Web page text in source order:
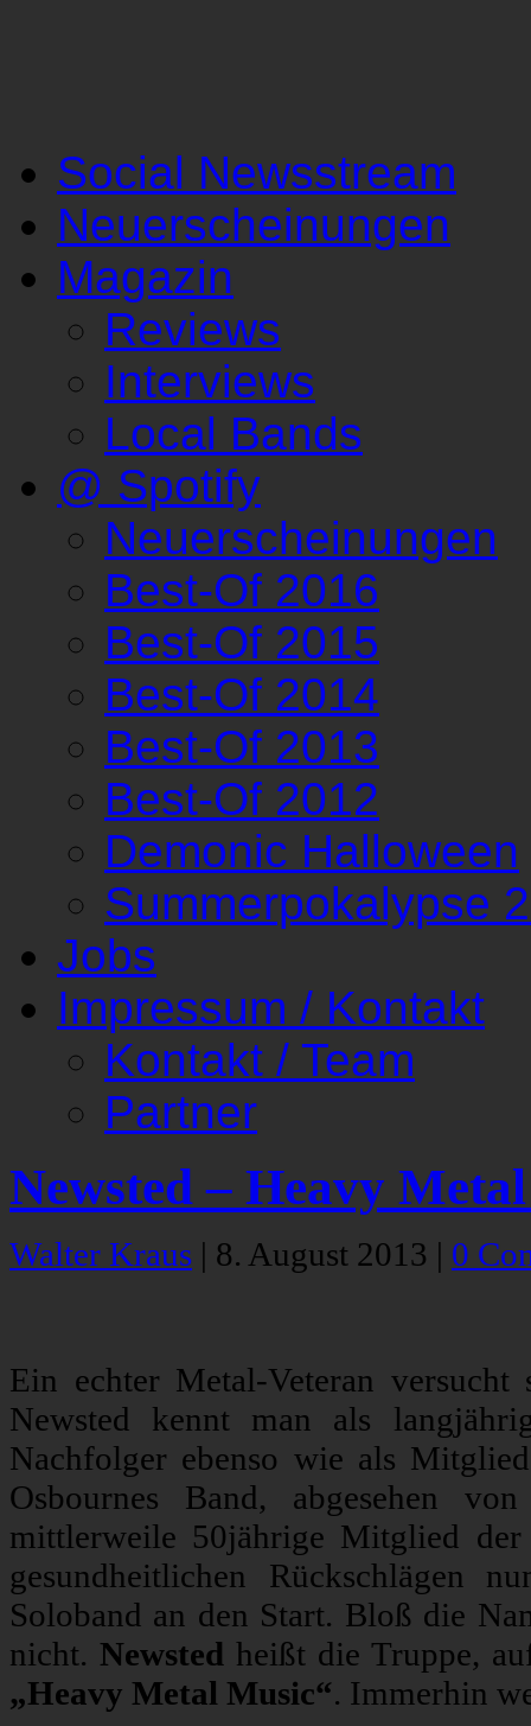
Social Newsstream
Neuerscheinungen
Magazin
Reviews
Interviews
Local Bands
@ Spotify
Neuerscheinungen
Best-Of 2016
Best-Of 2015
Best-Of 2014
Best-Of 2013
Best-Of 2012
Demonic Halloween
Summerpokalypse
Jobs
Impressum / Kontakt
Kontakt / Team
Partner
Newsted – Heavy
Walter Kraus | 8. August 2013 | 0
Ein echter Metal-Veteran
Newsted kennt man als
Nachfolger ebenso wie als
Osbournes Band, abgesehen
mittlerweile 50jährige Mitglied
gesundheitlichen Rückschlägen
Soloband an den Start. Bloß die
nicht. Newsted heißt die Truppe,
„Heavy Metal Music“. Immerhin